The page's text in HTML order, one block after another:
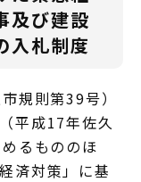
及び建設
入札制度
規則第39号）
平成17年佐久
るもののほ
済対策」に基